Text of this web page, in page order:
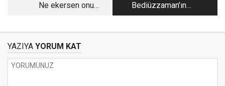
Ne ekersen onu
Bediüzzaman’ın
yeğeni ve manevi
YAZIYA YORUM KAT